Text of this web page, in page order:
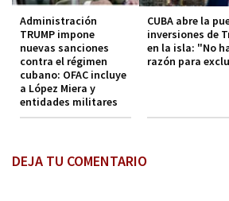
Administración
TRUMP impone
nuevas sanciones
contra el régimen
cubano: OFAC incluye
a López Miera y
entidades militares
CUBA abre la
inversiones de
en la isla: "No
razón para
DEJA TU COMENTARIO